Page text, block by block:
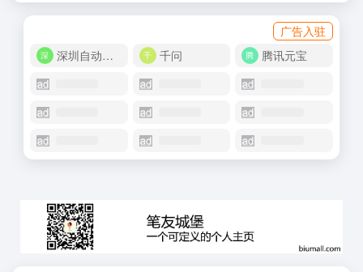
广告入驻
深圳自动化商城
千问 腾讯元宝